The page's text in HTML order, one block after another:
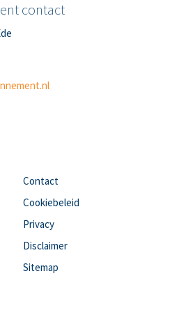
contact
Contact
Cookiebeleid
Privacy
Disclaimer
Sitemap